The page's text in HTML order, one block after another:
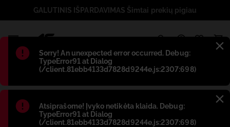
Błąd:
Sorry! An unexpected error occurred. Debug:
TypeError91 at Dialog
(/client.81ebb4133d7828d9244e.js:2307:698)
Błąd:
Atsiprašome! Įvyko netikėta klaida. Debug:
TypeError91 at Dialog
(/client.81ebb4133d7828d9244e.js:2307:698)
GALUTINIS IŠPARDAVIMAS Šimtai prekių pigiau